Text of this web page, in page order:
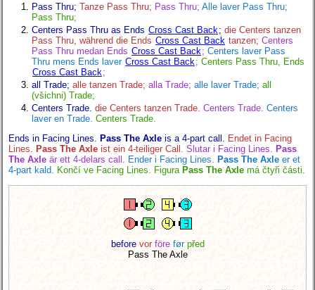
Pass Thru; Tanze Pass Thru; Pass Thru; Alle laver Pass Thru;
Pass Thru;
Centers Pass Thru as Ends Cross Cast Back ; die Centers tanzen
Pass Thru, während die Ends Cross Cast Back tanzen; Centers
Pass Thru medan Ends Cross Cast Back ; Centers laver Pass
Thru mens Ends laver Cross Cast Back ; Centers Pass Thru, Ends
Cross Cast Back ;
all Trade; alle tanzen Trade; alla Trade; alle laver Trade; all
(všichni) Trade;
Centers Trade. die Centers tanzen Trade. Centers Trade. Centers
laver en Trade. Centers Trade.
Ends in Facing Lines. Pass The Axle is a 4-part call. Endet in Facing
Lines. Pass The Axle ist ein 4-teiliger Call. Slutar i Facing Lines. Pass
The Axle är ett 4-delars call. Ender i Facing Lines. Pass The Axle er et
4-part kald. Končí ve Facing Lines. Figura Pass The Axle má čtyři části.
before vor före før před
Pass The Axle